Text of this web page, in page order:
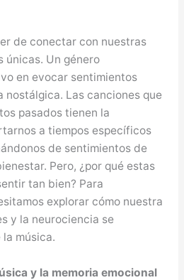
de conectar con nuestras
únicas. Un género
en evocar sentimientos
nostálgica. Las canciones que
pasados tienen la
a tiempos específicos
de sentimientos de
Pero, ¿por qué estas
tan bien? Para
explorar cómo nuestra
y la neurociencia se
música.
y la memoria emocional